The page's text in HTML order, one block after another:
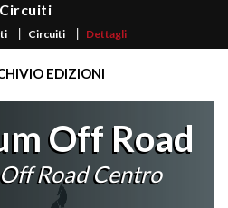
Circuiti
Circuiti Dettagli
EDIZIONI
Off Road
Road Centro